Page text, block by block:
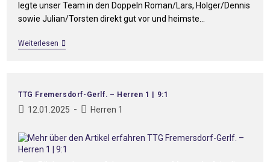
legte unser Team in den Doppeln Roman/Lars, Holger/Dennis
sowie Julian/Torsten direkt gut vor und heimste…
Weiterlesen
TTG Fremersdorf-Gerlf. – Herren 1 | 9:1
12.01.2025 Herren 1